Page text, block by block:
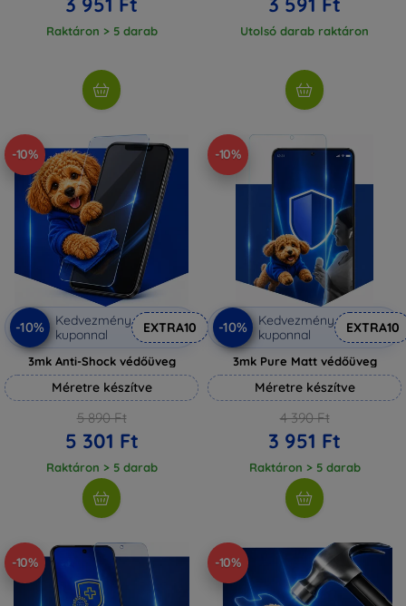
Raktáron > 5 darab Utolsó darab raktáron
-10%
-10%
Kedvezmény
kuponnal
EXTRA10
3mk Anti-Shock védőüveg
Méretre készítve
5 890 Ft
5 301 Ft
Raktáron > 5 darab
-10%
-10%
Kedvezmény
kuponnal
EXTRA10
3mk Pure Matt védőüveg
Méretre készítve
4 390 Ft
3 951 Ft
Raktáron > 5 darab
-10% -10%